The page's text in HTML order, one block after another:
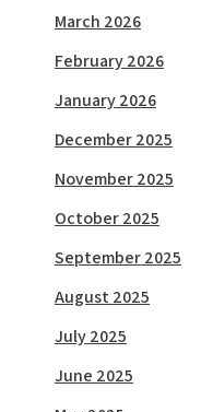
March 2026
February 2026
January 2026
December 2025
November 2025
October 2025
September 2025
August 2025
July 2025
June 2025